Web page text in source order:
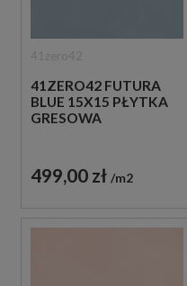
41ZERO42 FUTURA
BLUE 15X15 PŁYTKA
GRESOWA
499,00 zł m2